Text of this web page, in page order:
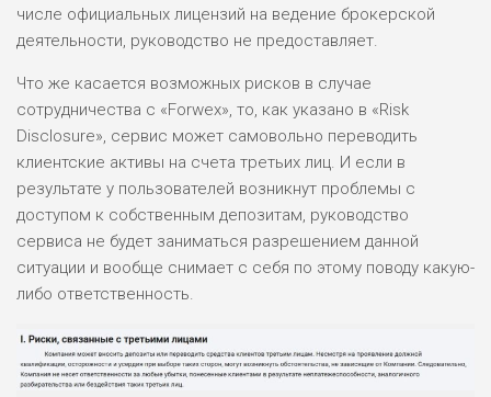
числе официальных лицензий на ведение брокерской
деятельности, руководство не предоставляет.
Что же касается возможных рисков в случае
сотрудничества с «Forwex», то, как указано в «Risk
Disclosure», сервис может самовольно переводить
клиентские активы на счета третьих лиц. И если в
результате у пользователей возникнут проблемы с
доступом к собственным депозитам, руководство
сервиса не будет заниматься разрешением данной
ситуации и вообще снимает с себя по этому поводу какую-
либо ответственность.